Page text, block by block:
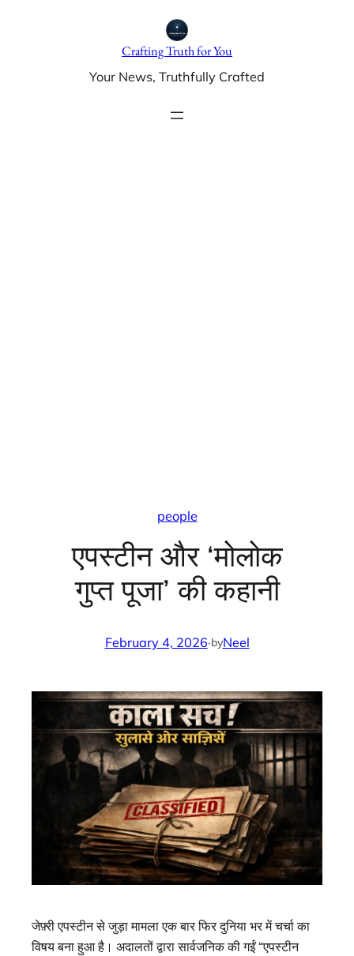
Crafting Truth for You
Your News, Truthfully Crafted
people
एपस्टीन और ‘मोलोक
गुप्त पूजा’ की कहानी
February 4, 2026·byNeel
जेफ़्री एपस्टीन से जुड़ा मामला एक बार फिर दुनिया भर में चर्चा का
विषय बना हुआ है। अदालतों द्वारा सार्वजनिक की गईं “एपस्टीन